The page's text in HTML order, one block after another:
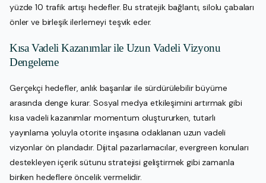
yüzde 10 trafik artışı hedefler. Bu stratejik bağlantı, silolu çabaları
önler ve birleşik ilerlemeyi teşvik eder.
Kısa Vadeli Kazanımlar ile Uzun Vadeli Vizyonu
Dengeleme
Gerçekçi hedefler, anlık başarılar ile sürdürülebilir büyüme
arasında denge kurar. Sosyal medya etkileşimini artırmak gibi
kısa vadeli kazanımlar momentum oluştururken, tutarlı
yayınlama yoluyla otorite inşasına odaklanan uzun vadeli
vizyonlar ön plandadır. Dijital pazarlamacılar, evergreen konuları
destekleyen içerik sütunu stratejisi geliştirmek gibi zamanla
biriken hedeflere öncelik vermelidir.